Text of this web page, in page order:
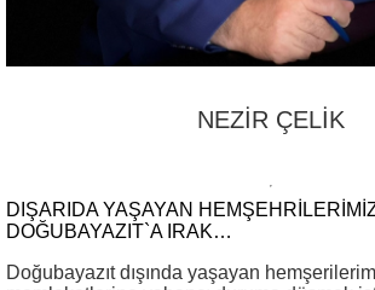
NEZİR ÇELİK
DIŞARIDA YAŞAYAN
DOĞUBAYAZIT`A IRAK…
Doğubayazıt dışında yaşayan